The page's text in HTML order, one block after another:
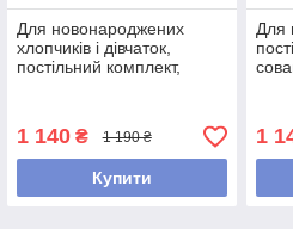
Для новонароджених
хлопчиків і дівчаток,
постільний комплект,
1 140₴ 1 190 ₴
Купити
Для
1